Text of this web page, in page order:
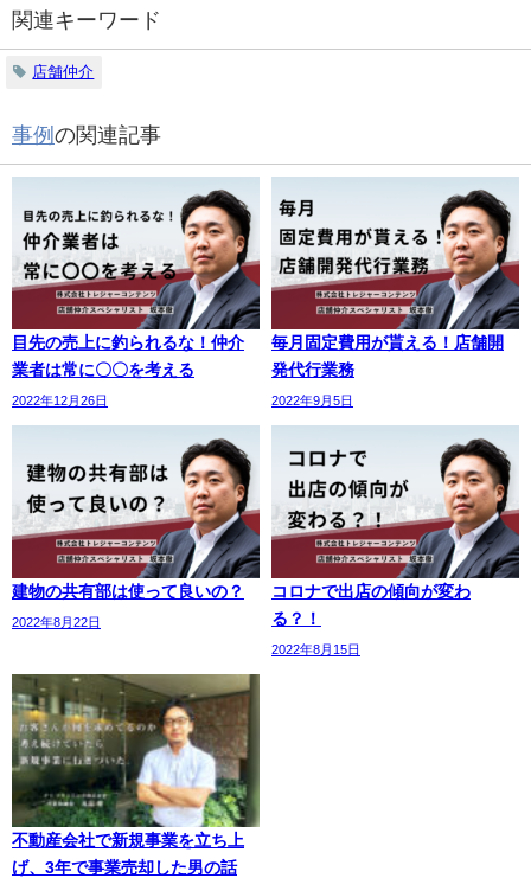
関連キーワード
店舗仲介
事例 の関連記事
目先の売上に釣られるな！仲介
業者は常に〇〇を考える
2022年12月26日
毎月固定費用が貰える！店舗開
発代行業務
2022年9月5日
建物の共有部は使って良いの？
2022年8月22日
コロナで出店の傾向が変わ
る？！
2022年8月15日
不動産会社で新規事業を立ち上
げ、3年で事業売却した男の話